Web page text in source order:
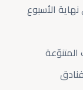
الأسبوع
المتنوّعة